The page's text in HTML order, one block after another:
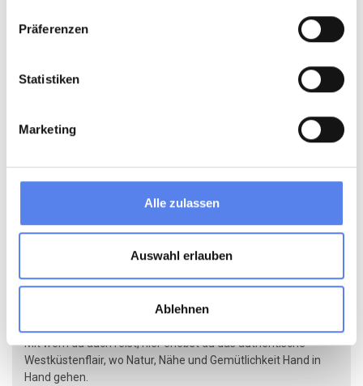
Präferenzen
Statistiken
Marketing
Alle zulassen
Auswahl erlauben
Ablehnen
Osterferien für Groß und Klein
Frühlingsstimmung – für Familien mit Kindern bietet er
vielfältige Spielmöglichkeiten in den Dünen, Eiersuchen im
Garten und massenhaft frische Luft.
Ferienhäuser für jeden Geschmack
Bei Klitferie findest du Ferienhäuser in allen Größen – von
romantischen, kleinen Häuschen nur für zwei bis hin zu richtig
und ausreichend Platz für alle.
Mit wem du auch reist, hier erlebst du das authentische
Westküstenflair, wo Natur, Nähe und Gemütlichkeit Hand in
Hand gehen.